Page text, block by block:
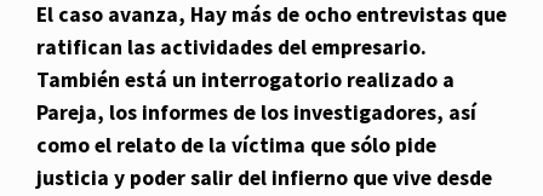
El caso avanza, Hay más de ocho entrevistas que
ratifican las actividades del empresario.
También está un interrogatorio realizado a
Pareja, los informes de los investigadores, así
como el relato de la víctima que sólo pide
justicia y poder salir del infierno que vive desde